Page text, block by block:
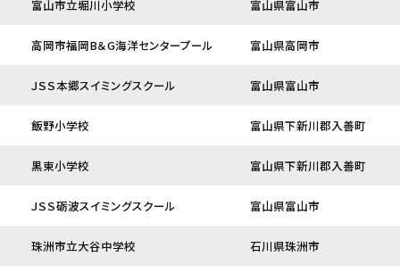
富山市立堀川小学校 富山県富山市
高岡市福岡B＆G海洋センタープール 富山県高岡市
ＪＳＳ本郷スイミングスクール 富山県富山市
飯野小学校 富山県下新川郡入善町
黒東小学校 富山県下新川郡入善町
ＪＳＳ砺波スイミングスクール 富山県富山市
珠洲市立大谷中学校 石川県珠洲市